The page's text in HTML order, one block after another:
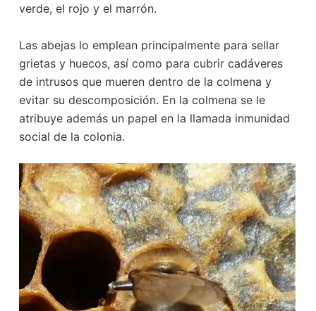
verde, el rojo y el marrón.
Las abejas lo emplean principalmente para sellar
grietas y huecos, así como para cubrir cadáveres
de intrusos que mueren dentro de la colmena y
evitar su descomposición. En la colmena se le
atribuye además un papel en la llamada inmunidad
social de la colonia.